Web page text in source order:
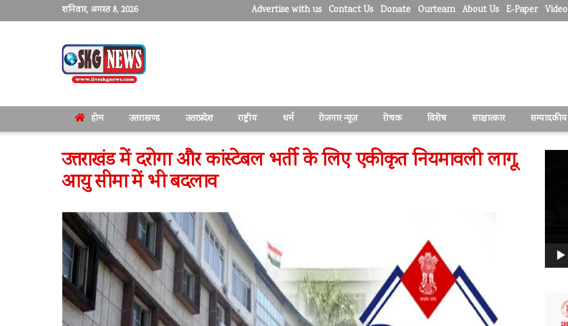
शनिवार, अगस्त 8, 2026 Advertise with us Contact Us Donate Ourteam About Us E-Paper Video
होम उत्तराखण्ड उत्तरप्रदेश राष्ट्रीय धर्म रोजगार न्यूज़ रोचक विशेष साक्षात्कार सम्पादकीय
उत्तराखंड में दरोगा और कांस्टेबल भर्ती के लिए एकीकृत नियमावली लागू,
आयु सीमा में भी बदलाव